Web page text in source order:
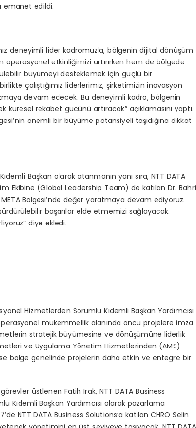
emanet edildi.
deneyimli lider kadromuzla, bölgenin dijital dönüşüm
etkinliğimizi artırırken hem de bölgede
büyümeyi desteklemek için güçlü bir
çalıştığımız liderlerimiz, şirketimizin inovasyon
devam edecek. Bu deneyimli kadro, bölgenin
rekabet gücünü artıracak” açıklamasını yaptı.
önemli bir büyüme potansiyeli taşıdığına dikkat
Başkan olarak atanmanın yanı sıra, NTT DATA
Ekibine (Global Leadership Team) de katılan Dr. Bahri
Bölgesi’nde değer yaratmaya devam ediyoruz.
başarılar elde etmemizi sağlayacak.
diye ekledi.
Hizmetlerden Sorumlu Kıdemli Başkan Yardımcısı
mükemmellik alanında öncü projelere imza
stratejik büyümesine ve dönüşümüne liderlik
ve Uygulama Yönetim Hizmetlerinden (AMS)
bölge genelinde projelerin daha etkin ve entegre bir
üstlenen Fatih Irak, NTT DATA Business
Kıdemli Başkan Yardımcısı olarak pazarlama
NTT DATA Business Solutions’a katılan CHRO Selin